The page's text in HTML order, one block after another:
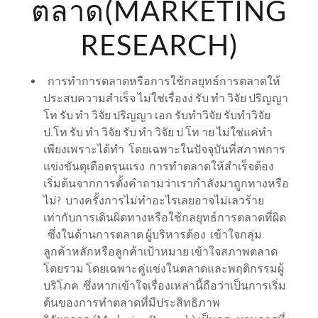
ตลาด(MARKETING
RESEARCH)
การทำการตลาดหรือการใช้กลยุทธ์การตลาดให้
ประสบความสำเร็จ ไม่ใช่เรื่องง่ รับ ทำ วิจัย ปริญญา
โท รับ ทำ วิจัย ปริญญา เอก รับทำวิจัย รับทำวิจัย
ป.โท รับ ทำ วิจัย รับ ทำ วิจัย ป โท าย ไม่ใช่แค่ทำ
เพียงเพราะได้ทำ โดยเฉพาะในปัจจุบันที่สภาพการ
แข่งขันดุเดือดรุนแรง การทำตลาดให้สำเร็จต้อง
เริ่มต้นจากการตั้งคำถามว่าเรากำลังมาถูกทางหรือ
ไม่? บางครั้งการไม่ทำอะไรเลยอาจไม่เลวร้าย
เท่ากับการเดินผิดทางหรือใช้กลยุทธ์การตลาดที่ผิด
ซึ่งในด้านการตลาด ผู้บริหารต้อง เข้าใจกลุ่ม
ลูกค้าหลักหรือลูกค้าเป้าหมาย เข้าใจสภาพตลาด
โดยรวม โดยเฉพาะคู่แข่งในตลาดและพฤติกรรมผู้
บริโภค ซึ่งหากเข้าใจเรื่องเหล่านี้ถือว่าเป็นการเริ่ม
ต้นของการทำตลาดที่มีประสิทธิภาพ